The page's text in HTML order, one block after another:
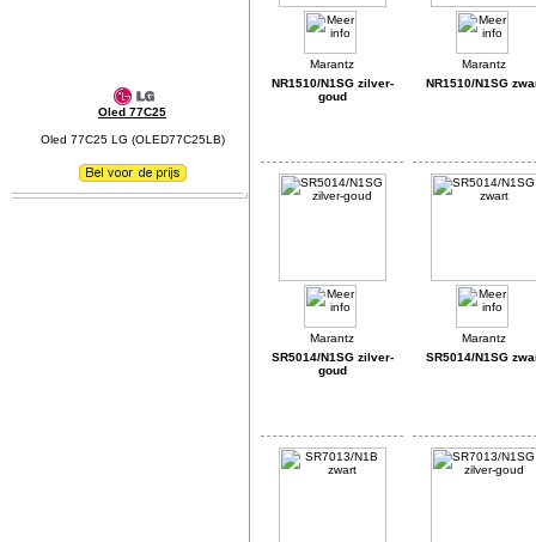
Oled 77C25
Oled 77C25 LG (OLED77C25LB)
NR1510/N1SG zilver-
goud
NR1510/N1SG
SR5014/N1SG zilver-
goud
SR5014/N1SG